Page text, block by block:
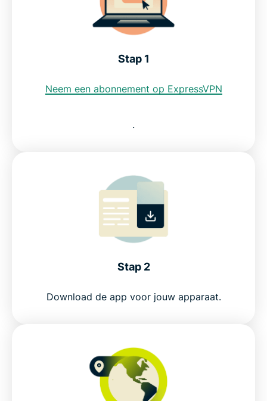
Waarom ExpressVPN de beste VPN voor Costa
Kan ik een gratis VPN gebruiken om aan een Costa
Veelgestelde vragen: Een Costa Ricaanse VPN
ExpressVPN voor andere landen
Ontdek waarom ExpressVPN de VPN is die Costa
Stap 1
Neem een abonnement op ExpressVPN
.
Stap 2
Download de app voor jouw apparaat.